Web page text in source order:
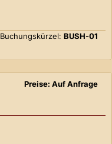
Buchungskürzel: BUSH-01
Preise: Auf Anfrage